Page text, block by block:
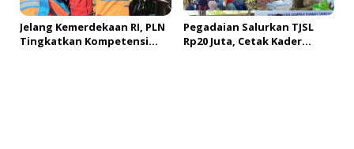
Jelang Kemerdekaan RI, PLN
Tingkatkan Kompetensi
Pegadaian Salurkan TJSL
Rp20 Juta, Cetak Kader